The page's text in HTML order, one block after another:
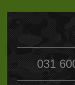
031